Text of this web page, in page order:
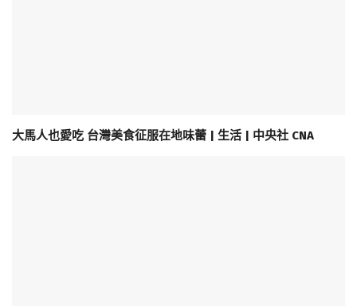
大馬人也愛吃 台灣美食征服在地味蕾 | 生活 | 中央社 CNA